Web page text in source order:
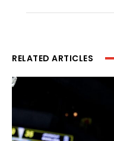
RELATED ARTICLES